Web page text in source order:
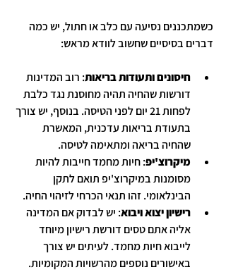
כשמתכננים נסיעה עם כלב או חתול, יש כמה
דברים בסיסיים שחשוב לוודא מראש:
חיסונים ותעודות בריאות: רוב המדינות
דורשות שהחיה תהיה מחוסנת נגד כלבת
לפחות 21 יום לפני הטיסה. בנוסף, יש צורך
בתעודת בריאות עדכנית, המאשרת
שהחיה בריאה ומתאימה לטיסה.
מיקרוצ'יפ: חיות מחמד חייבות להיות
מסומנות במיקרוצ'יפ תואם לתקן
הבינלאומי. זהו תנאי הכרחי לזיהוי החיה.
רישיון יצוא ויבוא: יש לבדוק אם המדינה
אליה אתם טסים דורשת רישיון מיוחד
לייבוא חיות מחמד. לעיתים יש צורך
באישורים נוספים מהרשויות המקומיות.